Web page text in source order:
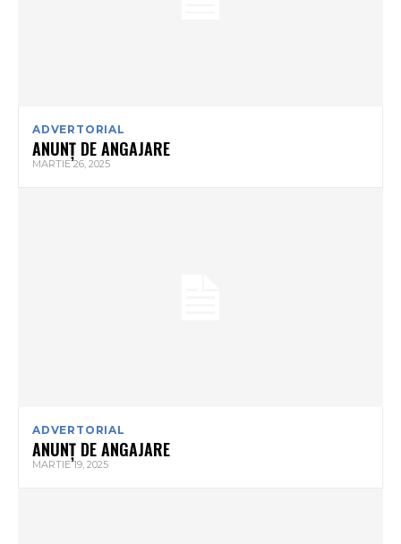
ADVERTORIAL
ANUNȚ DE ANGAJARE
MARTIE 26, 2025
ADVERTORIAL
ANUNȚ DE ANGAJARE
MARTIE 19, 2025